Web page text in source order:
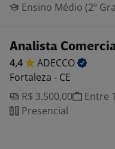
Ensino Médio (2º
Analista
4,4
ADECCO
Fortaleza - CE
R$ 3.500,00
Entre
Presencial